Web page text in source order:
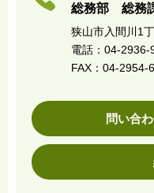
総務部 総務
狭山市入間川1
電話：04-2936-
FAX：04-2954-
問い合